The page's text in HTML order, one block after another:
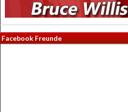
Facebook Freunde